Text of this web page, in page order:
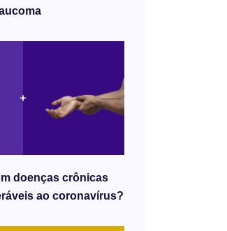
doenças crônicas
​​ao coronavírus?